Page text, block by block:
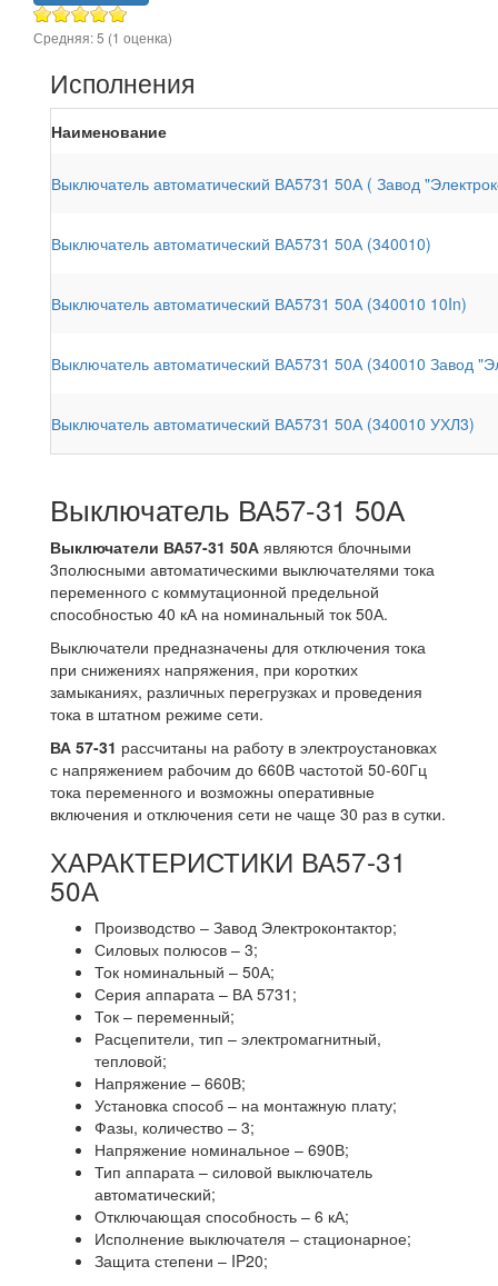
Средняя:5 (1 оценка)
Исполнения
Наименование
Выключатель автоматический ВА5731 50А ( Завод
Выключатель автоматический ВА5731 50А (340010)
Выключатель автоматический ВА5731 50А (340010 10In)
Выключатель автоматический ВА5731 50А (340010 Завод
Выключатель автоматический ВА5731 50А (340010 УХЛ3)
Выключатель ВА57-31 50А
Выключатели ВА57-31 50А являются блочными
3полюсными автоматическими выключателями тока
переменного с коммутационной предельной
способностью 40 кА на номинальный ток 50А.
Выключатели предназначены для отключения тока
при снижениях напряжения, при коротких
замыканиях, различных перегрузках и проведения
тока в штатном режиме сети.
ВА 57-31 рассчитаны на работу в электроустановках
с напряжением рабочим до 660В частотой 50-60Гц
тока переменного и возможны оперативные
включения и отключения сети не чаще 30 раз в сутки.
ХАРАКТЕРИСТИКИ ВА57-31
50А
Производство – Завод Электроконтактор;
Силовых полюсов – 3;
Ток номинальный – 50А;
Серия аппарата – ВА 5731;
Ток – переменный;
Расцепители, тип – электромагнитный,
тепловой;
Напряжение – 660В;
Установка способ – на монтажную плату;
Фазы, количество – 3;
Напряжение номинальное – 690В;
Тип аппарата – силовой выключатель
автоматический;
Отключающая способность – 6 кА;
Исполнение выключателя – стационарное;
Защита степени – IP20;